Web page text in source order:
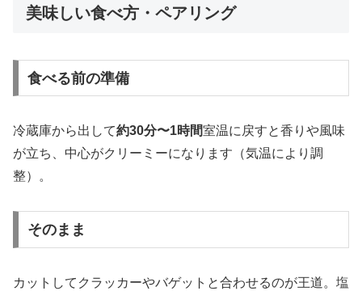
美味しい食べ方・ペアリング
食べる前の準備
冷蔵庫から出して約30分〜1時間室温に戻すと香りや風味
が立ち、中心がクリーミーになります（気温により調
整）。
そのまま
カットしてクラッカーやバゲットと合わせるのが王道。塩